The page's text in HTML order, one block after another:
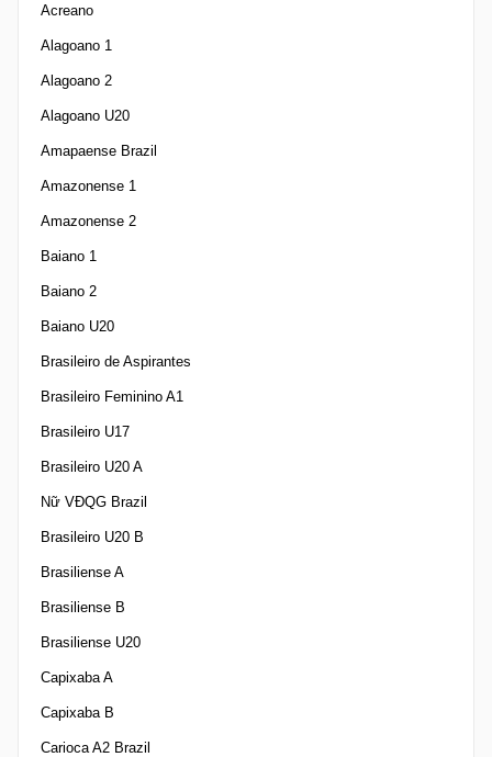
Acreano
Alagoano 1
Alagoano 2
Alagoano U20
Amapaense Brazil
Amazonense 1
Amazonense 2
Baiano 1
Baiano 2
Baiano U20
Brasileiro de Aspirantes
Brasileiro Feminino A1
Brasileiro U17
Brasileiro U20 A
Nữ VĐQG Brazil
Brasileiro U20 B
Brasiliense A
Brasiliense B
Brasiliense U20
Capixaba A
Capixaba B
Carioca A2 Brazil